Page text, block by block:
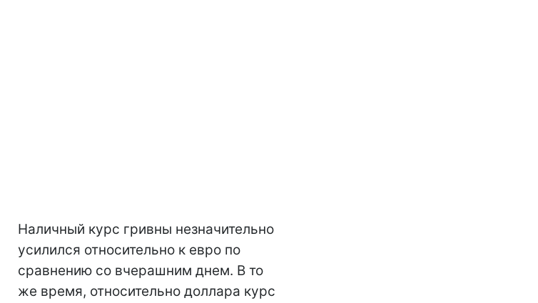
Наличный курс гривны незначительно
усилился относительно к евро по
сравнению со вчерашним днем. В то
же время, относительно доллара курс